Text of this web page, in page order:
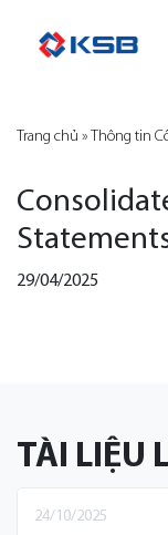
Trang chủ » Thông tin
29/04/2025
TÀI LIỆU
24/10/2025